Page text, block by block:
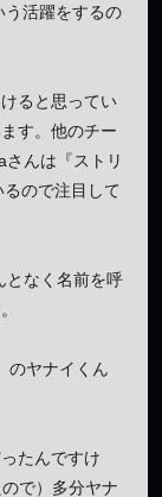
う活躍をするの
ると思ってい
す。他のチー
さんは『ストリ
ので注目して
となく名前を呼
のヤナイくん
たんですけ
で）多分ヤナ